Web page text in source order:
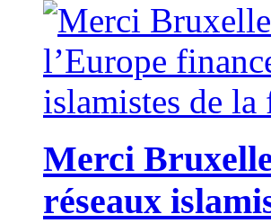
Merci
réseaux